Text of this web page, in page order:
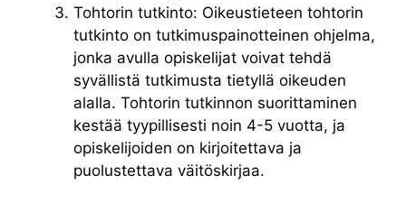
Tohtorin tutkinto: Oikeustieteen tohtorin
tutkinto on tutkimuspainotteinen ohjelma,
jonka avulla opiskelijat voivat tehdä
syvällistä tutkimusta tietyllä oikeuden
alalla. Tohtorin tutkinnon suorittaminen
kestää tyypillisesti noin 4-5 vuotta, ja
opiskelijoiden on kirjoitettava ja
puolustettava väitöskirjaa.